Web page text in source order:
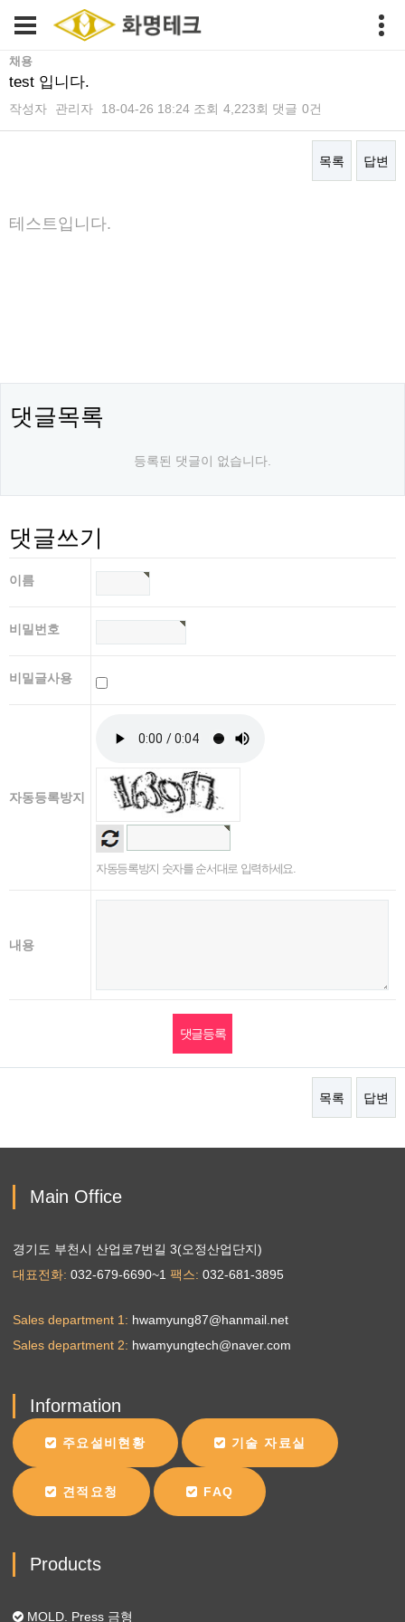
채용
test 입니다.
작성자 관리자 18-04-26 18:24 조회 4,223회 댓글 0건
목록 답변
본문
테스트입니다.
댓글목록
등록된 댓글이 없습니다.
댓글쓰기
이름
비밀번호
비밀글사용
자동등록방지
자동등록방지 숫자를 순서대로 입력하세요.
내용
목록 답변
Main Office
경기도 부천시 산업로7번길 3(오정산업단지)
대표전화 032-679-6690~1 팩스 032-681-3895
Sales department 1
hwamyung87@hanmail.net
Sales department 2
hwamyungtech@naver.com
Information
주요설비현황 기술 자료실
견적요청 FAQ
Products
MOLD. Press 금형